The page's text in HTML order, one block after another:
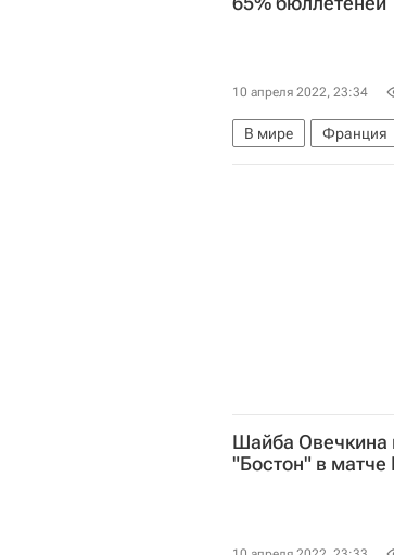
10 апреля 2022, 23:34
В мире Франция
Марин Ле Пен
Шайба Овечкина
"Бостон" в